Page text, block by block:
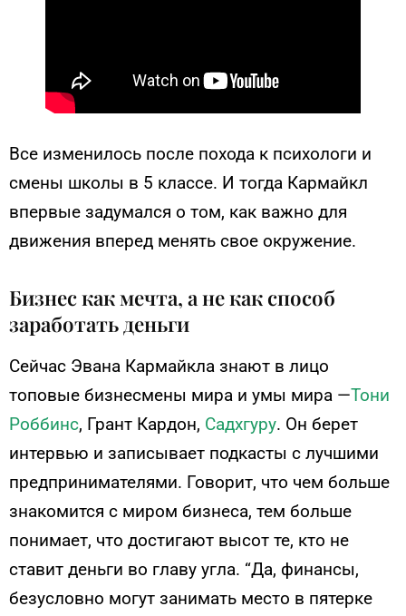
Все изменилось после похода к психологи и
смены школы в 5 классе. И тогда Кармайкл
впервые задумался о том, как важно для
движения вперед менять свое окружение.
Бизнес как мечта, а не как способ
заработать деньги
Сейчас Эвана Кармайкла знают в лицо
топовые бизнесмены мира и умы мира —Тони
Роббинс, Грант Кардон, Садхгуру. Он берет
интервью и записывает подкасты с лучшими
предпринимателями. Говорит, что чем больше
знакомится с миром бизнеса, тем больше
понимает, что достигают высот те, кто не
ставит деньги во главу угла. “Да, финансы,
безусловно могут занимать место в пятерке